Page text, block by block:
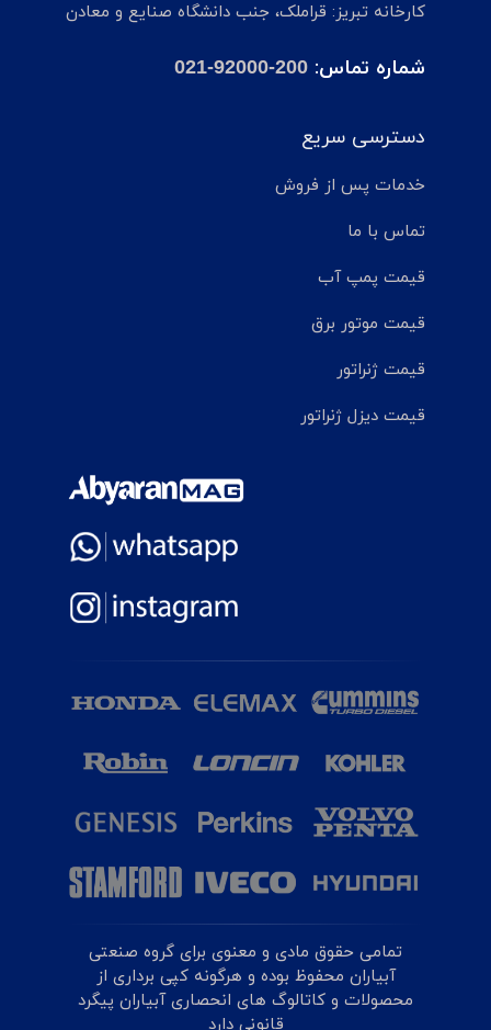
کارخانه تبریز: قراملک، جنب دانشگاه صنایع و معادن
شماره تماس: 021-92000-200
دسترسی سریع
خدمات پس از فروش
تماس با ما
قیمت پمپ آب
قیمت موتور برق
قیمت ژنراتور
قیمت دیزل ژنراتور
تمامی حقوق مادی و معنوی برای گروه صنعتی
آبیاران محفوظ بوده و هرگونه کپی برداری از
محصولات و کاتالوگ های انحصاری آبیاران پیگرد
قانونی دارد